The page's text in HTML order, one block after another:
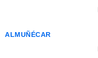
ALMUÑÉCAR